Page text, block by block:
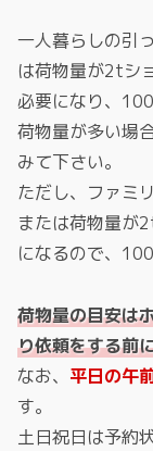
一人暮らしの引
は荷物量が2tシ
必要になり、
荷物量が多い場
みて下さい。
ただし、ファミ
または荷物量が
になるので、
荷物量の目安は
り依頼をする前
なお、 平日の午
す。
土日祝日は予約